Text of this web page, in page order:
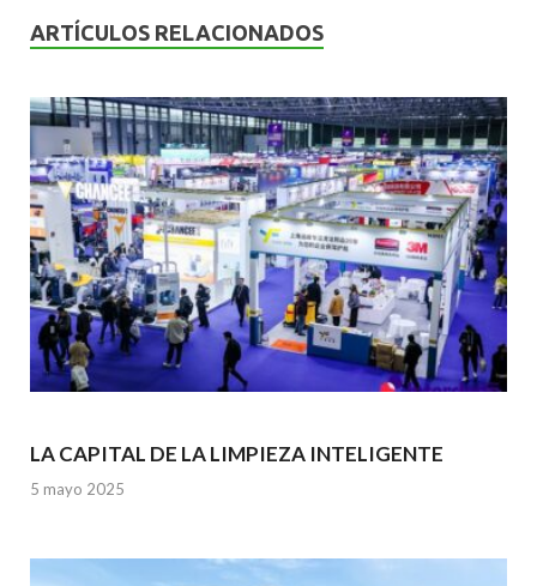
o
o
k
A
p
p
n
ARTÍCULOS RELACIONADOS
LA CAPITAL DE LA LIMPIEZA INTELIGENTE
5 mayo 2025